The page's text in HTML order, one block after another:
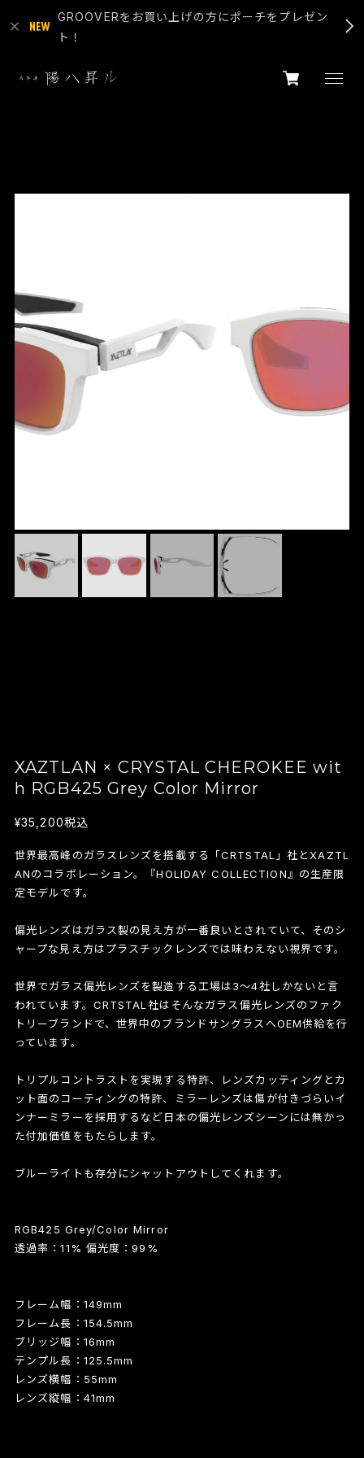
GROOVERをお買い上げの方にポーチをプレゼン
ト！
XAZTLAN × CRYSTAL CHEROKEE wit
h RGB425 Grey Color Mirror
¥35,200税込
世界最高峰のガラスレンズを搭載する「CRTSTAL」社とXAZTL
ANのコラボレーション。『HOLIDAY COLLECTION』の生産限
定モデルです。
偏光レンズはガラス製の見え方が一番良いとされていて、そのシ
ャープな見え方はプラスチックレンズでは味わえない視界です。
世界でガラス偏光レンズを製造する工場は3～4社しかないと言
われています。CRTSTAL社はそんなガラス偏光レンズのファク
トリーブランドで、世界中のブランドサングラスへOEM供給を行
っています。
トリプルコントラストを実現する特許、レンズカッティングとカ
ット面のコーティングの特許、ミラーレンズは傷が付きづらいイ
ンナーミラーを採用するなど日本の偏光レンズシーンには無かっ
た付加価値をもたらします。
ブルーライトも存分にシャットアウトしてくれます。
RGB425 Grey/Color Mirror
透過率：11% 偏光度：99%
フレーム幅：149mm
フレーム長：154.5mm
ブリッジ幅：16mm
テンプル長：125.5mm
レンズ横幅：55mm
レンズ縦幅：41mm